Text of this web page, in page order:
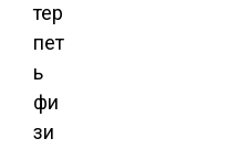
тер
пет
ь
фи
зи